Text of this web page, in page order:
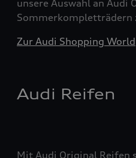
unsere Auswahl an Audi
Sommerkompletträdern
Zur Audi Shopping World
Audi Reifen
Mit Audi Original Reifen